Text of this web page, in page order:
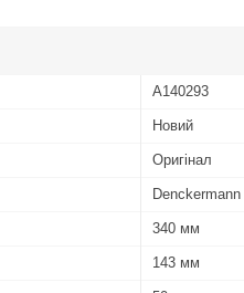
A140293
Новий
Оригінал
Denckermann
340 мм
143 мм